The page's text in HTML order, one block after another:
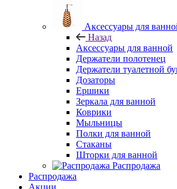
Аксессуары для
Назад
Аксессуары для ванной
Держатели полотенец
Держатели туалетной
Дозаторы
Ершики
Зеркала для ванной
Коврики
Мыльницы
Полки для ванной
Стаканы
Шторки для ванной
Распродажа
Распродажа
Акции